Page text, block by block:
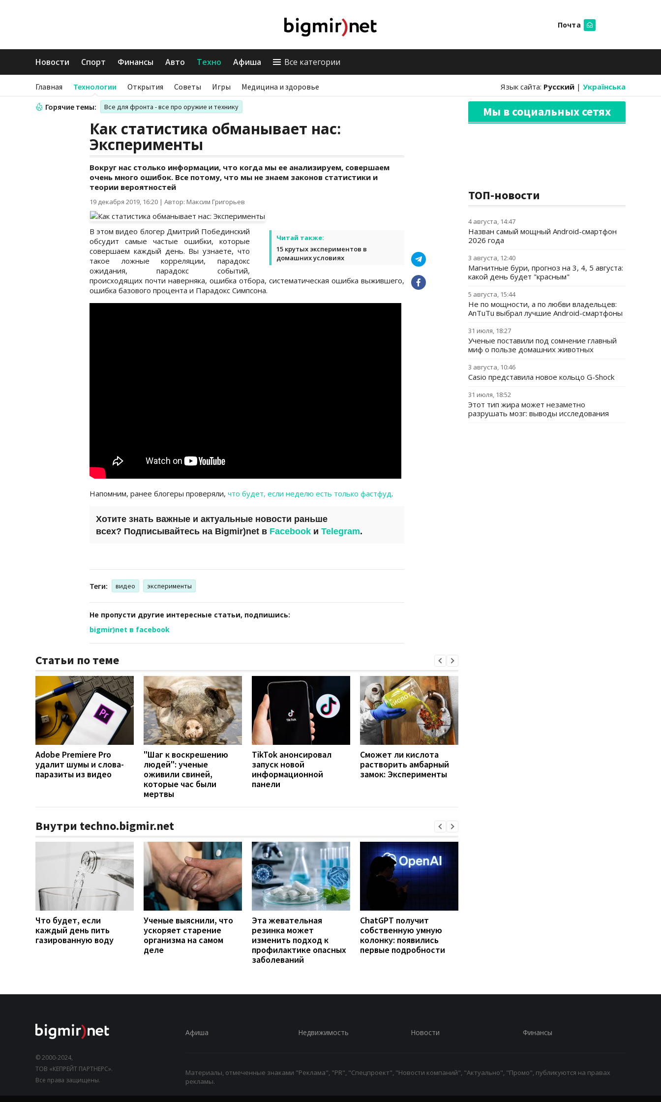
Почта
Новости Спорт Финансы Авто Техно Афиша Все категории
Главная Технологии Открытия Советы Игры Медицина и здоровье Язык сайта: Русский | Українська
Горячие темы: Все для фронта - все про оружие и технику
Как статистика обманывает нас:
Эксперименты
Вокруг нас столько информации, что когда мы ее анализируем, совершаем
очень много ошибок. Все потому, что мы не знаем законов статистики и
теории вероятностей
19 декабря 2019, 16:20 | Автор: Максим Григорьев
Читай также:
15 крутых экспериментов в
домашних условиях
В этом видео блогер Дмитрий Побединский
обсудит самые частые ошибки, которые
совершаем каждый день. Вы узнаете, что
такое ложные корреляции, парадокс
ожидания, парадокс событий,
происходящих почти наверняка, ошибка отбора, систематическая ошибка выжившего,
ошибка базового процента и Парадокс Симпсона.
Напомним, ранее блогеры проверяли, что будет, если неделю есть только фастфуд.
Хотите знать важные и актуальные новости раньше
всех? Подписывайтесь на Bigmir)net в Facebook и Telegram.
Теги: видео эксперименты
Не пропусти другие интересные статьи, подпишись:
bigmir)net в facebook
Статьи по теме
Adobe Premiere Pro
удалит шумы и слова-
паразиты из видео
"Шаг к воскрешению
людей": ученые
оживили свиней,
которые час были
мертвы
TikTok анонсировал
запуск новой
информационной
панели
Сможет ли кислота
растворить амбарный
замок: Эксперименты
Внутри techno.bigmir.net
Что будет, если
каждый день пить
газированную воду
Ученые выяснили, что
ускоряет старение
организма на самом
деле
Эта жевательная
резинка может
изменить подход к
профилактике опасных
заболеваний
ChatGPT получит
собственную умную
колонку: появились
первые подробности
Мы в социальных сетях
ТОП-новости
4 августа, 14:47
Назван самый мощный Android-смартфон
2026 года
3 августа, 12:40
Магнитные бури, прогноз на 3, 4, 5 августа:
какой день будет "красным"
5 августа, 15:44
Не по мощности, а по любви владельцев:
AnTuTu выбрал лучшие Android-смартфоны
31 июля, 18:27
Ученые поставили под сомнение главный
миф о пользе домашних животных
3 августа, 10:46
Casio представила новое кольцо G-Shock
31 июля, 18:52
Этот тип жира может незаметно
разрушать мозг: выводы исследования
© 2000-2024,
ТОВ «КЕПРЕЙТ ПАРТНЕРС».
Все права защищены.
Афиша Недвижимость Новости Финансы
Материалы, отмеченные знаками "Реклама", "PR", "Спецпроект", "Новости компаний", "Актуально", "Промо", публикуются на правах
рекламы.